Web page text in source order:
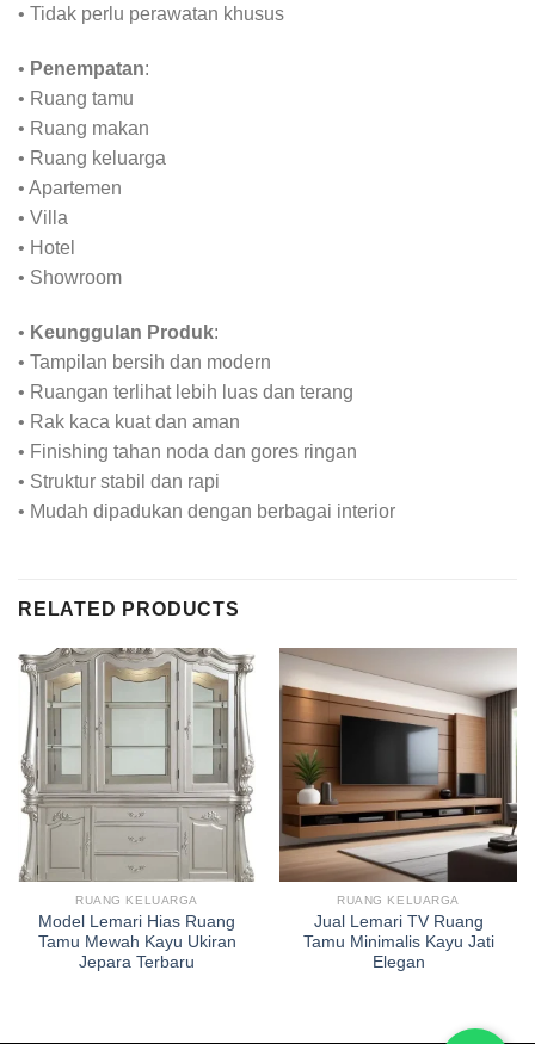
• Tidak perlu perawatan khusus
• Penempatan:
• Ruang tamu
• Ruang makan
• Ruang keluarga
• Apartemen
• Villa
• Hotel
• Showroom
• Keunggulan Produk:
• Tampilan bersih dan modern
• Ruangan terlihat lebih luas dan terang
• Rak kaca kuat dan aman
• Finishing tahan noda dan gores ringan
• Struktur stabil dan rapi
• Mudah dipadukan dengan berbagai interior
RELATED PRODUCTS
RUANG KELUARGA
Model Lemari Hias Ruang
Tamu Mewah Kayu Ukiran
Jepara Terbaru
RUANG KELUARGA
Jual Lemari TV Ruang
Tamu Minimalis Kayu Jati
Elegan